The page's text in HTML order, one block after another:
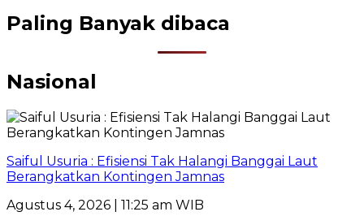
Paling Banyak dibaca
Nasional
Saiful Usuria : Efisiensi Tak Halangi Banggai Laut
Berangkatkan Kontingen Jamnas
Agustus 4, 2026 | 11:25 am WIB